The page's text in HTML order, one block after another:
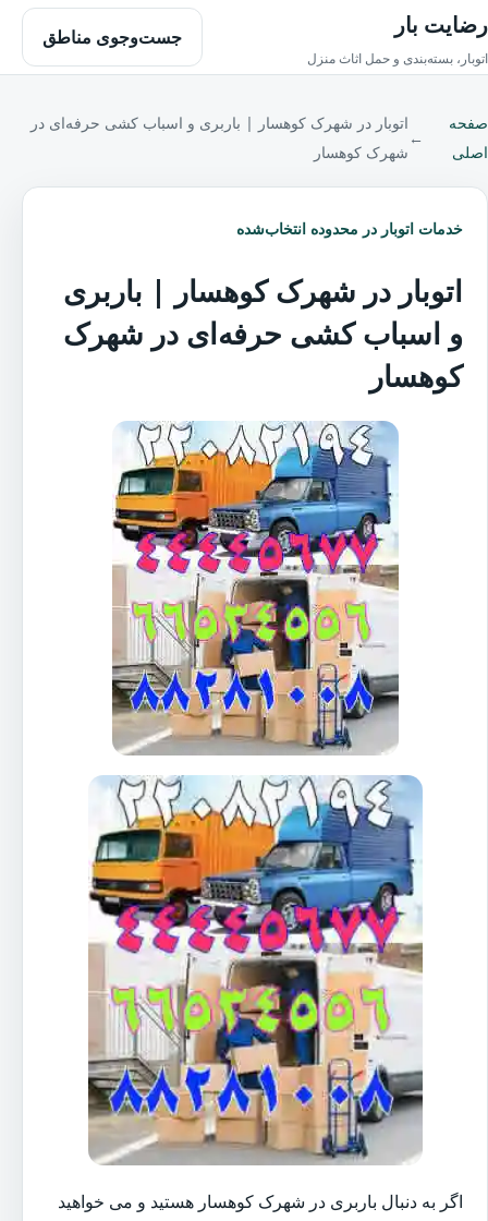
رضایت بار
اتوبار، بسته‌بندی و حمل اثاث منزل
جست‌وجوی مناطق
صفحه
اصلی
←
اتوبار در شهرک کوهسار | باربری و اسباب کشی حرفه‌ای در
شهرک کوهسار
خدمات اتوبار در محدوده انتخاب‌شده
اتوبار در شهرک کوهسار | باربری
و اسباب کشی حرفه‌ای در شهرک
کوهسار
اگر به دنبال باربری در شهرک کوهسار هستید و می خواهید